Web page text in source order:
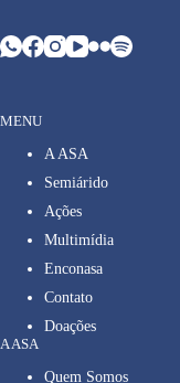
MENU
A ASA
Semiárido
Ações
Multimídia
Enconasa
Contato
Doações
A ASA
Quem Somos